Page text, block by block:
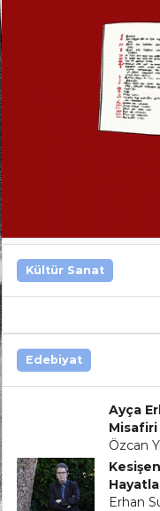
Kültür Sanat
Edebiyat
Ayça
Misafiri
Özcan
Erhan